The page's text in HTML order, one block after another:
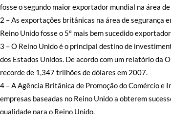
fosse o segundo maior exportador mundial na área
2 – As exportações britânicas na área de segurança
Reino Unido fosse o 5º mais bem sucedido
3 – O Reino Unido é o principal destino de
dos Estados Unidos. De acordo com um relatório
recorde de 1,347 trilhões de dólares em 2007.
4 – A Agência Britânica de Promoção do Comércio
empresas baseadas no Reino Unido a obterem
qualidade para o Reino Unido.